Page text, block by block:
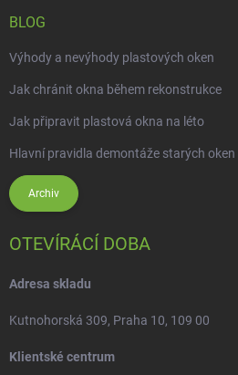
BLOG
Výhody a nevýhody plastových oken
Jak chránit okna během rekonstrukce
Jak připravit plastová okna na léto
Hlavní pravidla demontáže starých oken
Archiv
OTEVÍRÁCÍ DOBA
Adresa skladu
Kutnohorská 309, Praha 10, 109 00
Klientské centrum